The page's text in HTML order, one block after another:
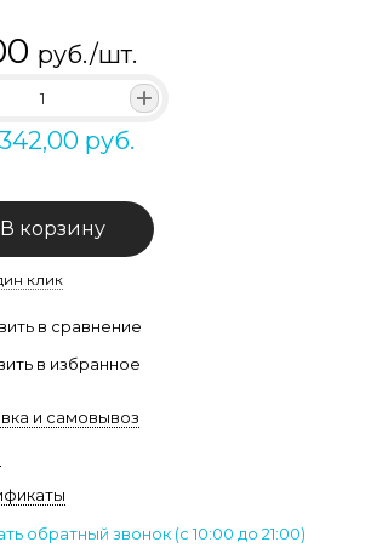
руб./шт.
руб.
В корзину
клик
в сравнение
в избранное
и самовывоз
обратный звонок (c 10:00 до 21:00)